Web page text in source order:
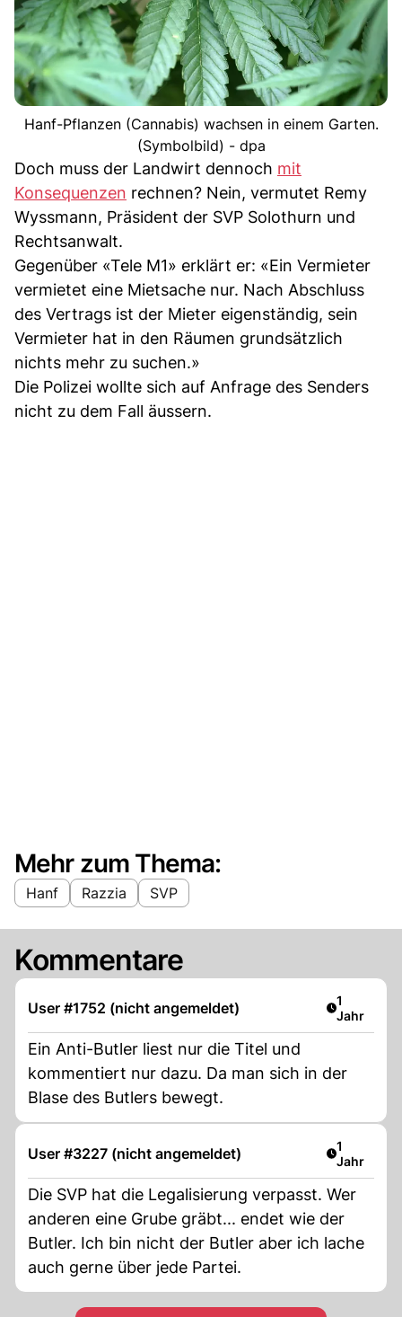
Hanf-Pflanzen (Cannabis) wachsen in einem Garten.
(Symbolbild) - dpa
Doch muss der Landwirt dennoch mit
Konsequenzen rechnen? Nein, vermutet Remy
Wyssmann, Präsident der SVP Solothurn und
Rechtsanwalt.
Gegenüber «Tele M1» erklärt er: «Ein Vermieter
vermietet eine Mietsache nur. Nach Abschluss
des Vertrags ist der Mieter eigenständig, sein
Vermieter hat in den Räumen grundsätzlich
nichts mehr zu suchen.»
Die Polizei wollte sich auf Anfrage des Senders
nicht zu dem Fall äussern.
Mehr zum Thema:
Hanf Razzia SVP
Kommentare
User #1752 (nicht angemeldet) Artikel
1
Jahr
Ein Anti-Butler liest nur die Titel und
kommentiert nur dazu. Da man sich in der
Blase des Butlers bewegt.
User #3227 (nicht angemeldet) Artikel
1
Jahr
Die SVP hat die Legalisierung verpasst. Wer
anderen eine Grube gräbt... endet wie der
Butler. Ich bin nicht der Butler aber ich lache
auch gerne über jede Partei.